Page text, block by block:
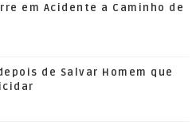
em Acidente a Caminho de
de Salvar Homem que